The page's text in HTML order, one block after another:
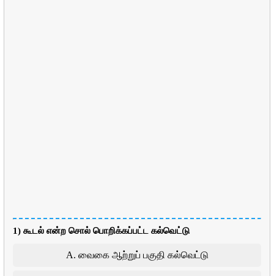
1) கூடல் என்ற சொல் பொறிக்கப்பட்ட கல்வெட்டு
A. வைகை ஆற்றுப் பகுதி கல்வெட்டு